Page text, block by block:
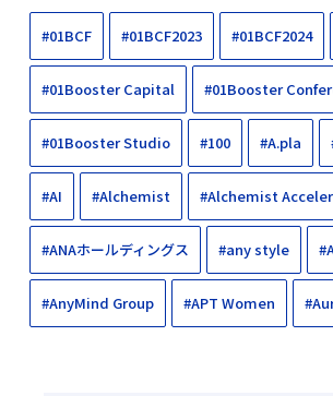
#01BCF #01BCF2023 #01BCF2024
#01Booster Capital #01Booster
#01Booster Studio #100 #A.pla
#AI #Alchemist #Alchemist
#ANAホールディングス #any style
#AnyMind Group #APT Women